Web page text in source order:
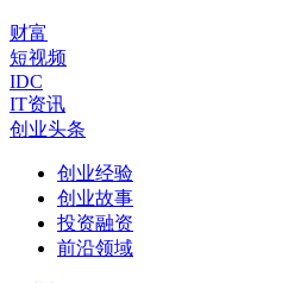
财富
短视频
IDC
IT资讯
创业头条
创业经验
创业故事
投资融资
前沿领域